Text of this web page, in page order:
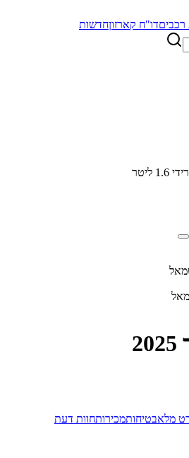
רכביםדו"ח קארזוןחדשות
2025
מלאבטיחותמכירותחוות דעת